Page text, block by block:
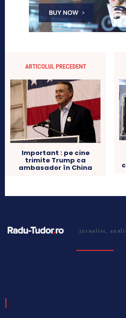
ARTICOLUL PRECEDENT
Important : pe cine
trimite Trump ca
ambasador în China
jurnalist,